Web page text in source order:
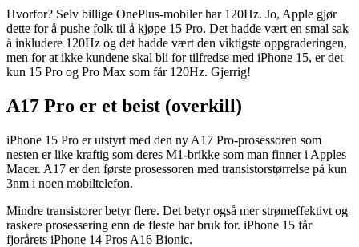
Hvorfor? Selv billige OnePlus-mobiler har 120Hz. Jo, Apple gjør
dette for å pushe folk til å kjøpe 15 Pro. Det hadde vært en smal sak
å inkludere 120Hz og det hadde vært den viktigste oppgraderingen,
men for at ikke kundene skal bli for tilfredse med iPhone 15, er det
kun 15 Pro og Pro Max som får 120Hz. Gjerrig!
A17 Pro er et beist (overkill)
iPhone 15 Pro er utstyrt med den ny A17 Pro-prosessoren som
nesten er like kraftig som deres M1-brikke som man finner i Apples
Macer. A17 er den første prosessoren med transistorstørrelse på kun
3nm i noen mobiltelefon.
Mindre transistorer betyr flere. Det betyr også mer strømeffektivt og
raskere prosessering enn de fleste har bruk for. iPhone 15 får
fjorårets iPhone 14 Pros A16 Bionic.